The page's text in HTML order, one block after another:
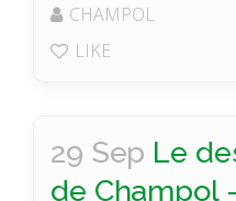
CHAMPOL
LIKE
29 Sep Le
de Champol